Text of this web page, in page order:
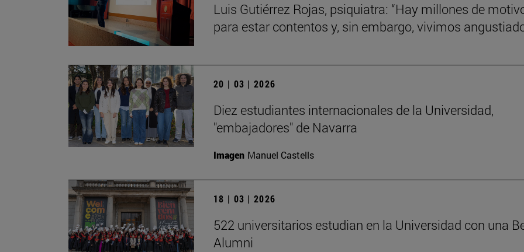
Luis Gutiérrez Rojas, psiquiatra: “Hay millones de
para estar contentos y, sin embargo, vivimos
20 | 03 | 2026
Diez estudiantes internacionales de la Universidad,
"embajadores" de Navarra
Imagen Manuel Castells
18 | 03 | 2026
522 universitarios estudian en la Universidad con una
Alumni